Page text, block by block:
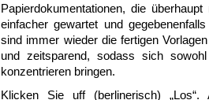
Papierdokumentationen, die
einfacher gewartet und
sind immer wieder die fertigen
und zeitsparend, sodass sich
konzentrieren bringen.
Klicken Sie uff (berlinerisch)